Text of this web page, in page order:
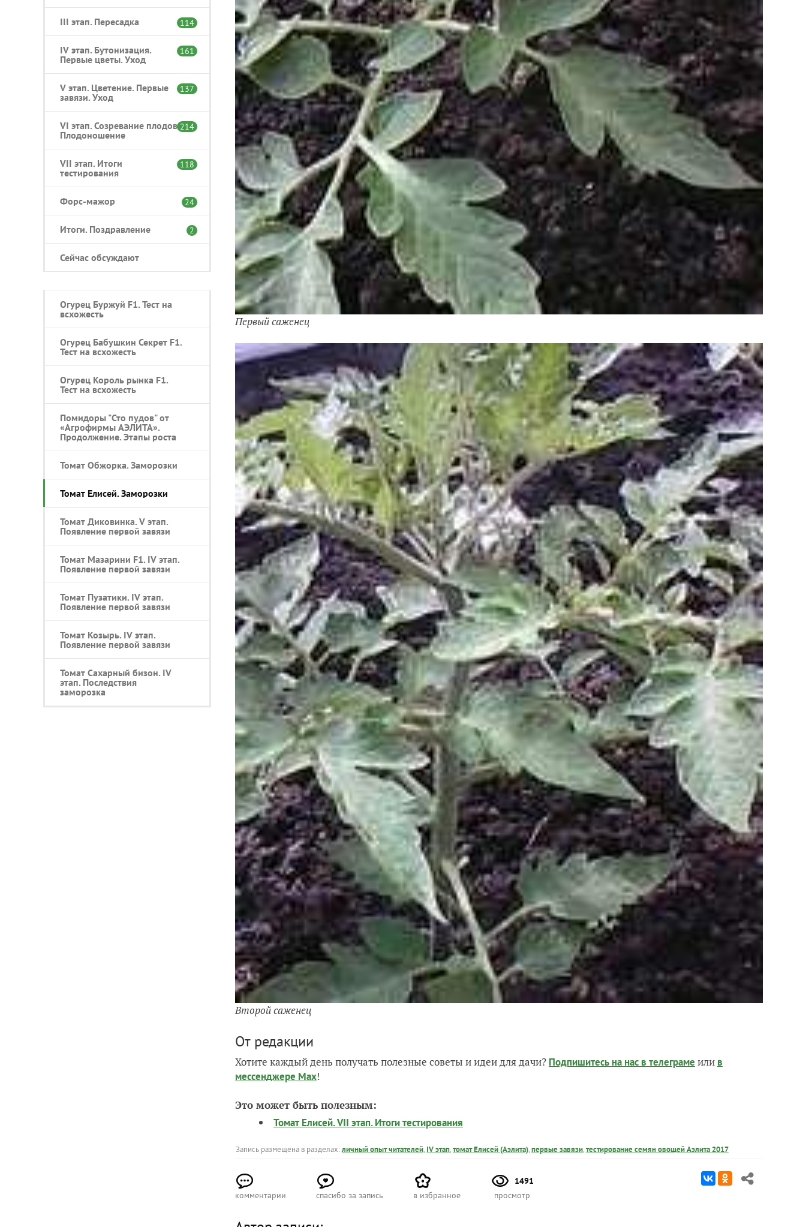
III этап. Пересадка 114
IV этап. Бутонизация.
Первые цветы. Уход
161
V этап. Цветение. Первые
завязи. Уход
137
VI этап. Созревание плодов.
Плодоношение
214
VII этап. Итоги
тестирования
118
Форс-мажор 24
Итоги. Поздравление 2
Сейчас обсуждают
Огурец Буржуй F1. Тест на
всхожесть
Огурец Бабушкин Секрет F1.
Тест на всхожесть
Огурец Король рынка F1.
Тест на всхожесть
Помидоры "Сто пудов" от
«Агрофирмы АЭЛИТА».
Продолжение. Этапы роста
Томат Обжорка. Заморозки
Томат Елисей. Заморозки
Томат Диковинка. V этап.
Появление первой завязи
Томат Мазарини F1. IV этап.
Появление первой завязи
Томат Пузатики. IV этап.
Появление первой завязи
Томат Козырь. IV этап.
Появление первой завязи
Томат Сахарный бизон. IV
этап. Последствия
заморозка
Первый саженец
Второй саженец
От редакции
Хотите каждый день получать полезные советы и идеи для дачи? Подпишитесь на нас в телеграме или в
мессенджере Max!
Это может быть полезным:
Томат Елисей. VII этап. Итоги тестирования
Запись размещена в разделах:личный опыт читателей, IV этап,томат Елисей (Аэлита),первые завязи,тестирование семян овощей Аэлита 2017
комментарии спасибо за запись в избранное
1491
просмотр